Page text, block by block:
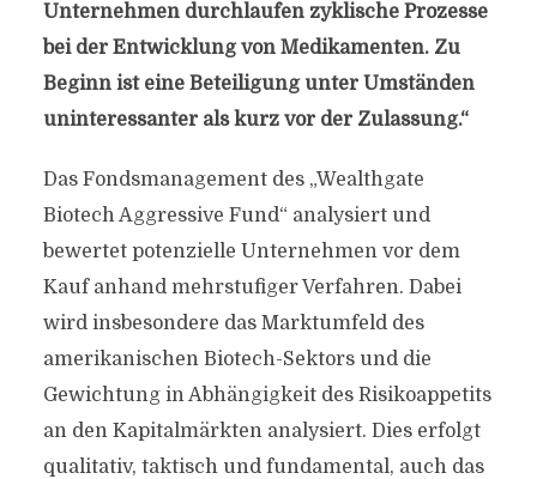
Unternehmen durchlaufen zyklische Prozesse
bei der Entwicklung von Medikamenten. Zu
Beginn ist eine Beteiligung unter Umständen
uninteressanter als kurz vor der Zulassung.“
Das Fondsmanagement des „Wealthgate
Biotech Aggressive Fund“ analysiert und
bewertet potenzielle Unternehmen vor dem
Kauf anhand mehrstufiger Verfahren. Dabei
wird insbesondere das Marktumfeld des
amerikanischen Biotech-Sektors und die
Gewichtung in Abhängigkeit des Risikoappetits
an den Kapitalmärkten analysiert. Dies erfolgt
qualitativ, taktisch und fundamental, auch das